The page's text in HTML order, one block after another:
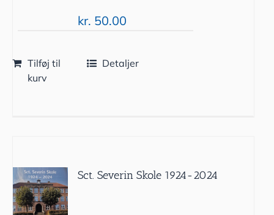
kr. 50.00
Tilføj til
kurv
Detaljer
Sct. Severin Skole 1924-2024